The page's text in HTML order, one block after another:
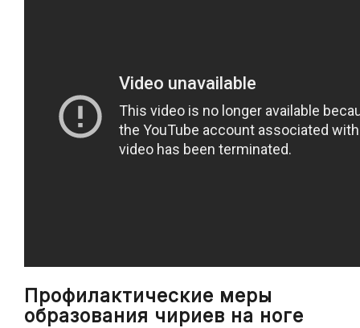
Профилактические меры
образования чириев на ноге